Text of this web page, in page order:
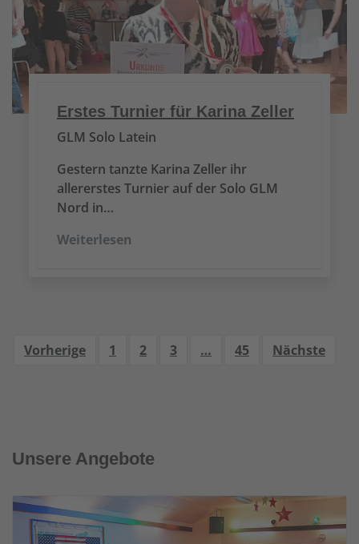
Erstes Turnier für Karina Zeller
GLM Solo Latein
Gestern tanzte Karina Zeller ihr
allererstes Turnier auf der Solo GLM
Nord in…
Weiterlesen
Vorherige 1 2 3 … 45 Nächste
Unsere Angebote